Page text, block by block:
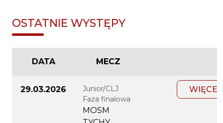
OSTATNIE WYSTĘPY
DATA MECZ
29.03.2026
Junior/CLJ
Faza finałowa
MOSM
WIĘCEJ